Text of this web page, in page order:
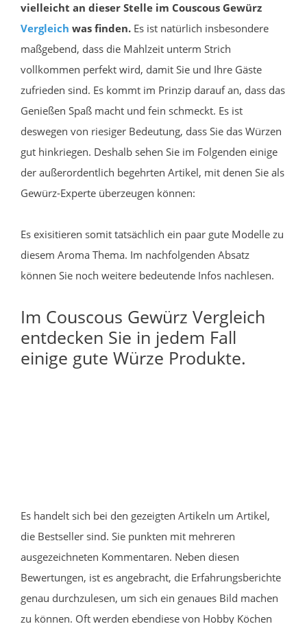
vielleicht an dieser Stelle im Couscous Gewürz
Vergleich was finden. Es ist natürlich insbesondere
maßgebend, dass die Mahlzeit unterm Strich
vollkommen perfekt wird, damit Sie und Ihre Gäste
zufrieden sind. Es kommt im Prinzip darauf an, dass das
Genießen Spaß macht und fein schmeckt. Es ist
deswegen von riesiger Bedeutung, dass Sie das Würzen
gut hinkriegen. Deshalb sehen Sie im Folgenden einige
der außerordentlich begehrten Artikel, mit denen Sie als
Gewürz-Experte überzeugen können:
Es exisitieren somit tatsächlich ein paar gute Modelle zu
diesem Aroma Thema. Im nachfolgenden Absatz
können Sie noch weitere bedeutende Infos nachlesen.
Im Couscous Gewürz Vergleich
entdecken Sie in jedem Fall
einige gute Würze Produkte.
Es handelt sich bei den gezeigten Artikeln um Artikel,
die Bestseller sind. Sie punkten mit mehreren
ausgezeichneten Kommentaren. Neben diesen
Bewertungen, ist es angebracht, die Erfahrungsberichte
genau durchzulesen, um sich ein genaues Bild machen
zu können. Oft werden ebendiese von Hobby Köchen